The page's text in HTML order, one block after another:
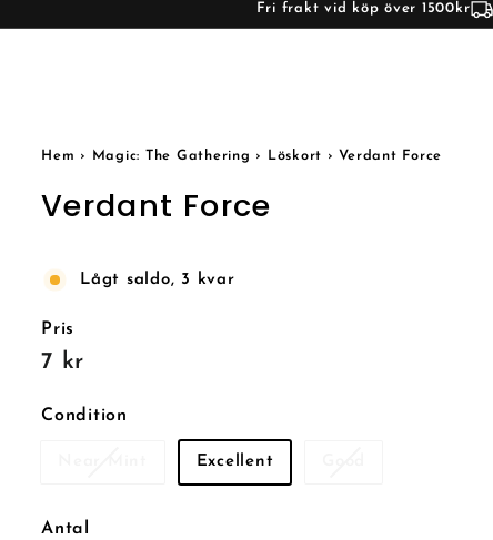
Fri frakt vid köp över 1500kr
Hem › Magic: The Gathering › Löskort › Verdant Force
Verdant Force
Lågt saldo, 3 kvar
Pris
Reguljärt
7 kr
Condition
Excellent
Antal